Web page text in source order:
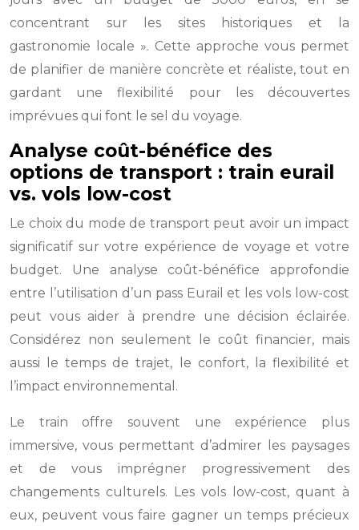
concentrant sur les sites historiques et la
gastronomie locale ». Cette approche vous permet
de planifier de manière concrète et réaliste, tout en
gardant une flexibilité pour les découvertes
imprévues qui font le sel du voyage.
Analyse coût-bénéfice des
options de transport : train eurail
vs. vols low-cost
Le choix du mode de transport peut avoir un impact
significatif sur votre expérience de voyage et votre
budget. Une analyse coût-bénéfice approfondie
entre l’utilisation d’un pass Eurail et les vols low-cost
peut vous aider à prendre une décision éclairée.
Considérez non seulement le coût financier, mais
aussi le temps de trajet, le confort, la flexibilité et
l’impact environnemental.
Le train offre souvent une expérience plus
immersive, vous permettant d’admirer les paysages
et de vous imprégner progressivement des
changements culturels. Les vols low-cost, quant à
eux, peuvent vous faire gagner un temps précieux